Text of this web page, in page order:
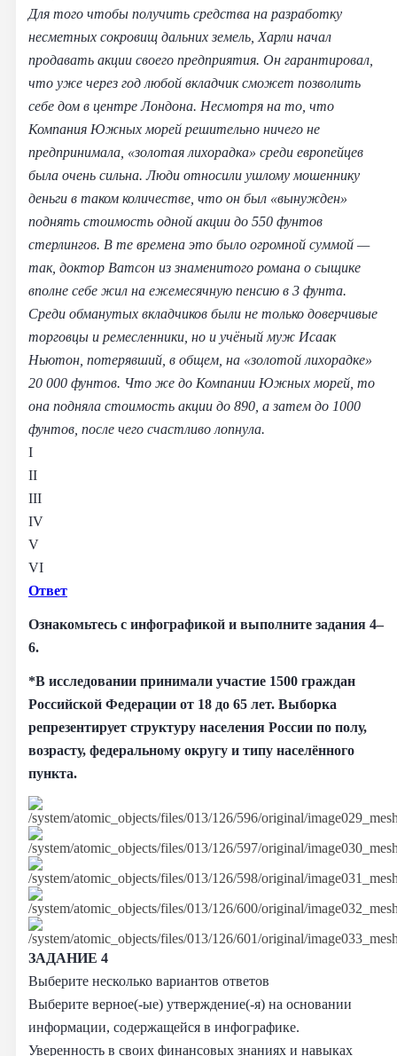
Для того чтобы получить средства на разработку
несметных сокровищ дальних земель, Харли начал
продавать акции своего предприятия. Он гарантировал,
что уже через год любой вкладчик сможет позволить
себе дом в центре Лондона. Несмотря на то, что
Компания Южных морей решительно ничего не
предпринимала, «золотая лихорадка» среди европейцев
была очень сильна. Люди относили ушлому мошеннику
деньги в таком количестве, что он был «вынужден»
поднять стоимость одной акции до 550 фунтов
стерлингов. В те времена это было огромной суммой —
так, доктор Ватсон из знаменитого романа о сыщике
вполне себе жил на ежемесячную пенсию в 3 фунта.
Среди обманутых вкладчиков были не только доверчивые
торговцы и ремесленники, но и учёный муж Исаак
Ньютон, потерявший, в общем, на «золотой лихорадке»
20 000 фунтов. Что же до Компании Южных морей, то
она подняла стоимость акции до 890, а затем до 1000
фунтов, после чего счастливо лопнула.
I
II
III
IV
V
VI
Ответ
Ознакомьтесь с инфографикой и выполните задания 4–
6.
*В исследовании принимали участие 1500 граждан
Российской Федерации от 18 до 65 лет. Выборка
репрезентирует структуру населения России по полу,
возрасту, федеральному округу и типу населённого
пункта.
ЗАДАНИЕ 4
Выберите несколько вариантов ответов
Выберите верное(-ые) утверждение(-я) на основании
информации, содержащейся в инфографике.
Уверенность в своих финансовых знаниях и навыках